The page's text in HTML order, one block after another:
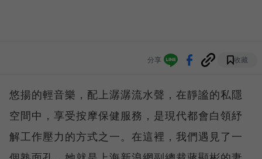
分享 收藏
悠揚的輕音樂，配上潺潺流水聲，在靜謐的私隱
空間中，享受按摩保健服務，是現代都會白領紓
解工作壓力的方式之一。在這裡，我們遇見了一